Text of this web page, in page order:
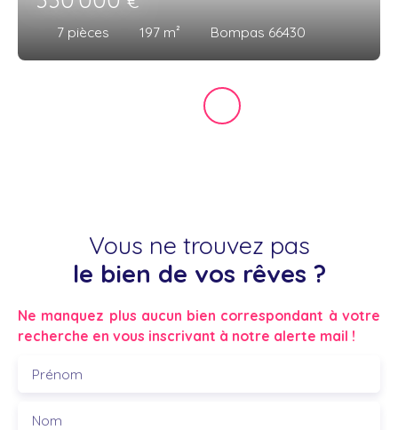
7 pièces 197 m² Bompas 66430
Vous ne trouvez pas
le bien de vos rêves ?
Ne manquez plus aucun bien correspondant à votre
recherche en vous inscrivant à notre alerte mail !
Prénom
Nom